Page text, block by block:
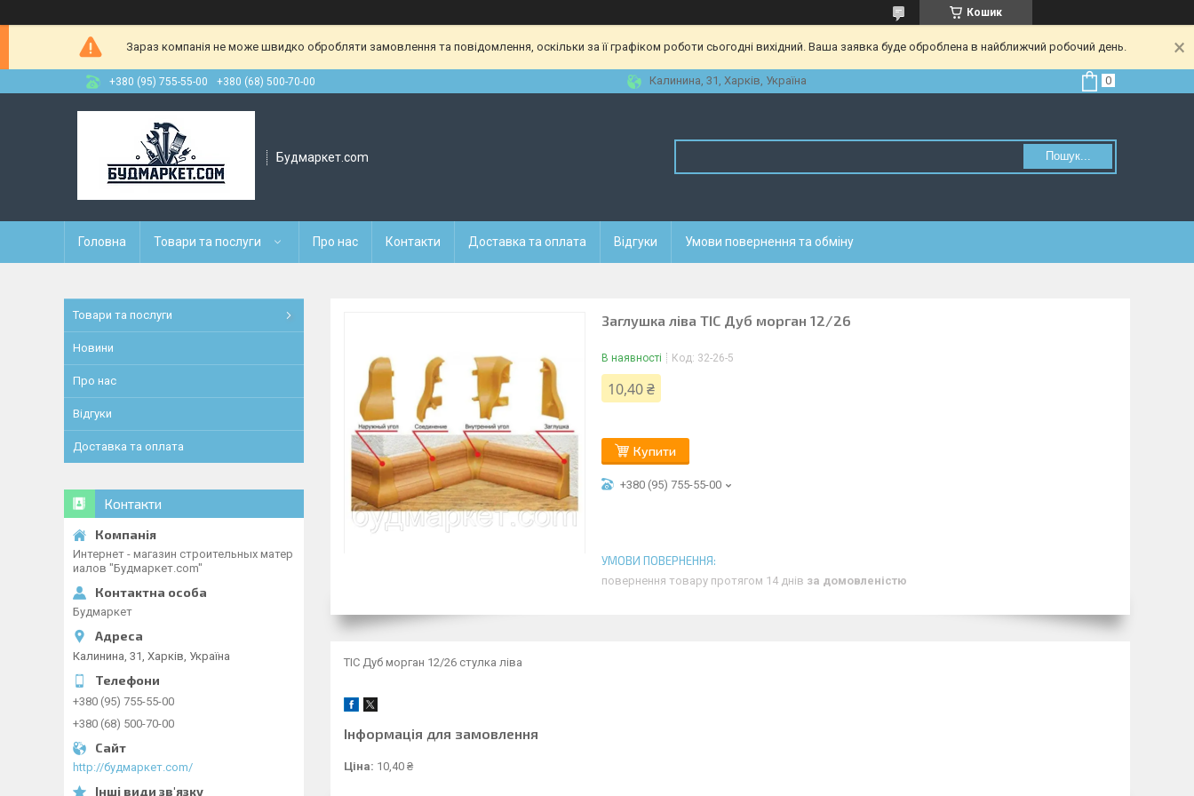
Кошик
Зараз компанія не може швидко обробляти замовлення та повідомлення, оскільки за її графіком роботи сьогодні вихідний. Ваша заявка буде оброблена в найближчий робочий день.
+380 (95) 755-55-00 +380 (68) 500-70-00 Калинина, 31, Харків, Україна
Будмаркет.com Пошук...
Головна Товари та послуги Про нас Контакти Доставка та оплата Відгуки Умови повернення та обміну
Заглушка ліва ТІС Дуб морган 12/26
В наявності Код: 32-26-5
10,40 ₴
Купити
+380 (95) 755-55-00
повернення товару протягом 14 днів за домовленістю
TIС Дуб морган 12/26 стулка ліва
Інформація для замовлення
Ціна: 10,40 ₴
Товари та послуги
Новини
Про нас
Відгуки
Доставка та оплата
Контакти
Интернет - магазин строительных матер
иалов "Будмаркет.com"
Будмаркет
Калинина, 31, Харків, Україна
+380 (95) 755-55-00
+380 (68) 500-70-00
http://будмаркет.com/